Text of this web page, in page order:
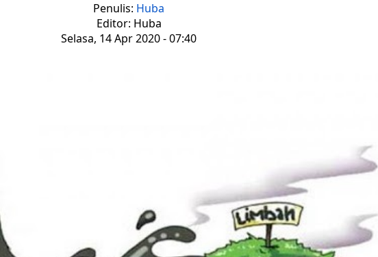
Penulis: Huba
Editor: Huba
Selasa, 14 Apr 2020 - 07:40